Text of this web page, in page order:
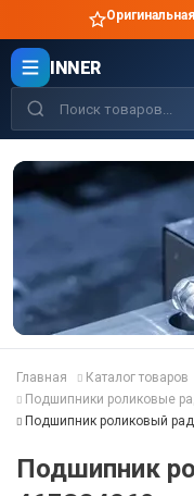
INNER
Главная Каталог товаров
Подшипники роликовые
Подшипник роликовый
Подшипник